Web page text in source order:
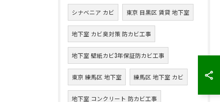
シナベニア カビ 東京 目黒区 賃貸 地下室
地下室 カビ臭対策 防カビ工事
地下室 壁紙カビ3年保証防カビ工事
東京 練馬区 地下室 練馬区 地下室 カビ
地下室 コンクリート 防カビ工事